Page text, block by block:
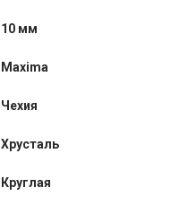
10 мм
Maxima
Чехия
Хрусталь
Круглая